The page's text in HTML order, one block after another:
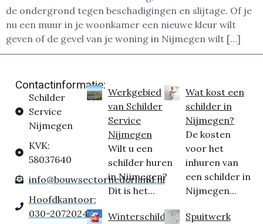
de ondergrond tegen beschadigingen en slijtage. Of je
nu een muur in je woonkamer een nieuwe kleur wilt
geven of de gevel van je woning in Nijmegen wilt […]
Contactinformatie:
Schilder
Service
Nijmegen
KVK:
58037640
info@bouwsectornederland.nl
Hoofdkantoor:
030-2072024
Werkgebied
van Schilder
Service
Nijmegen
Wilt u een
schilder huren
in Nijmegen?
Dit is het...
Winterschilder
Wat kost een
schilder in
Nijmegen?
De kosten
voor het
inhuren van
een schilder in
Nijmegen...
Spuitwerk